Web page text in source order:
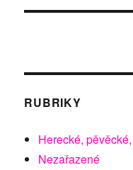
RUBRIKY
Herecké,
Nezařazené